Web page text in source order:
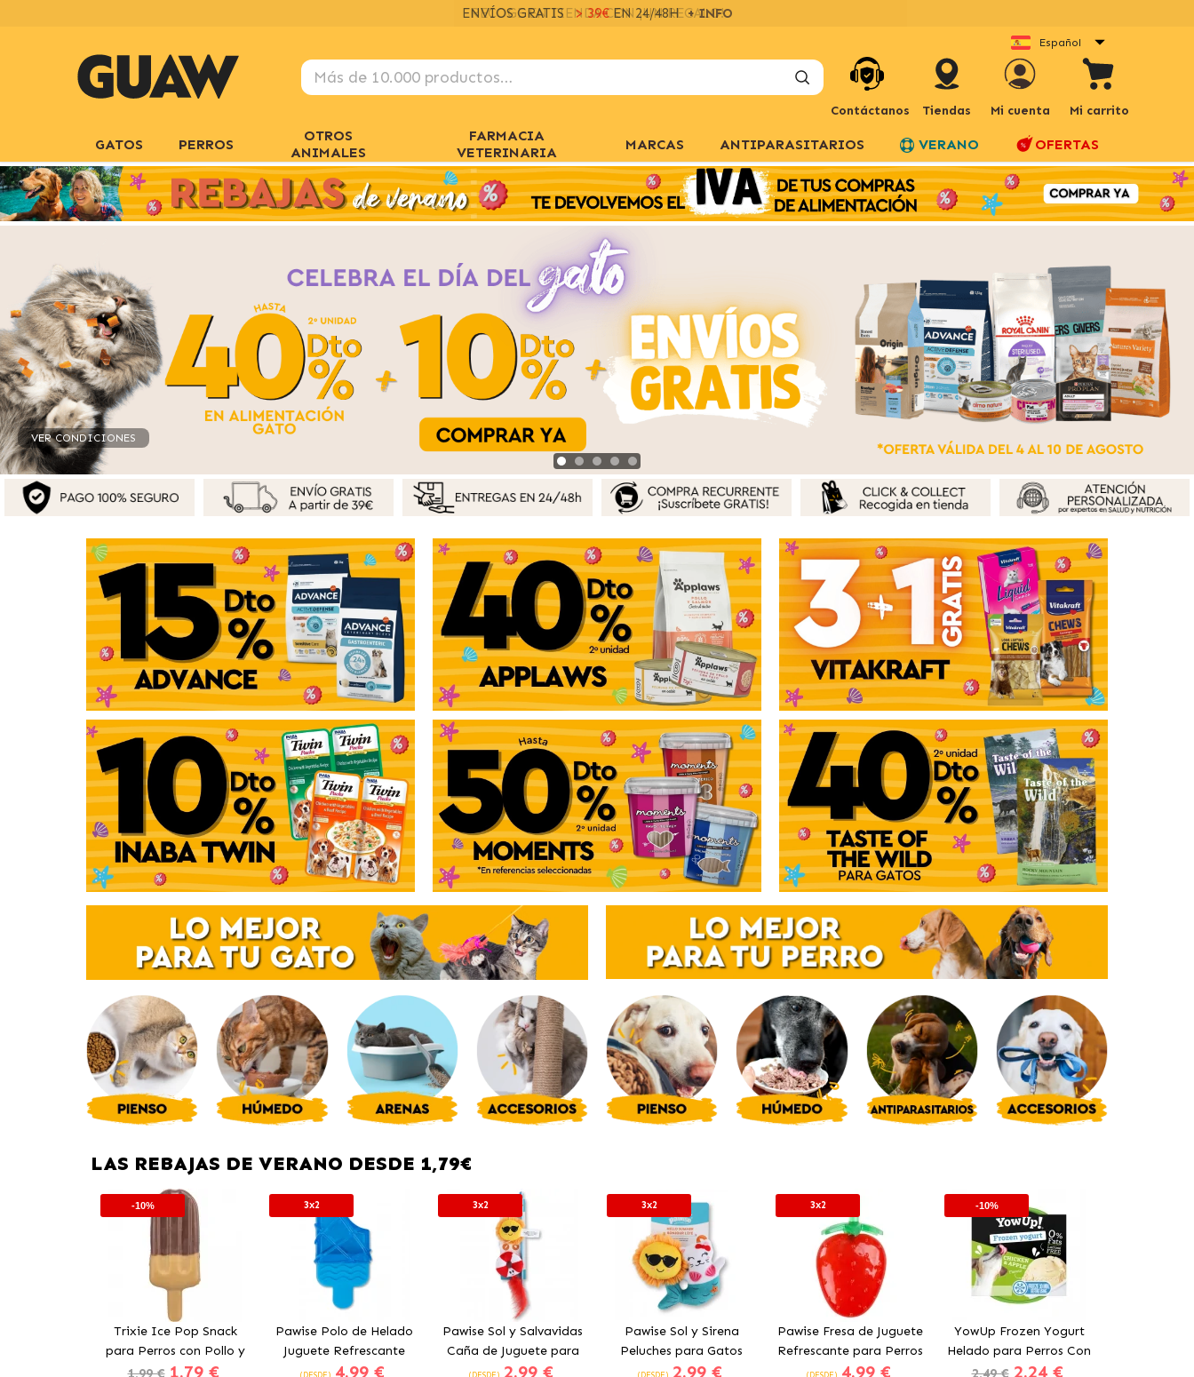
ENVÍOS GRATIS > 39€EN 24/48H+ INFO
Español
Contáctanos Tiendas Mi cuenta Mi carrito
GATOS PERROS
OTROS
ANIMALES
FARMACIA
VETERINARIA
MARCAS ANTIPARASITARIOS VERANO OFERTAS
VER CONDICIONES
LAS REBAJAS DE VERANO DESDE 1,79€
-10%
Trixie Ice Pop Snack
para Perros con Pollo y
Arándanos
1.99 € 1.79 €
3x2
Pawise Polo de Helado
Juguete Refrescante
para Perros
(DESDE) 4.99 €
3x2
Pawise Sol y Salvavidas
Caña de Juguete para
Gatos con Catnip
(DESDE) 2.99 €
3x2
Pawise Sol y Sirena
Peluches para Gatos
con Catnip
(DESDE) 2.99 €
3x2
Pawise Fresa de Juguete
Refrescante para Perros
15 cm
(DESDE) 4.99 €
-10%
YowUp Frozen Yogurt
Helado para Perros Con
Pollo y Manzana
2.49 € 2.24 €